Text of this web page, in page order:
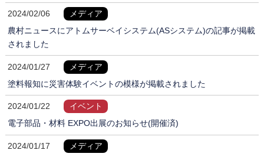
2024/02/06
メディア
農村ニュースにアトムサーベイシステム(ASシステム)の記事が掲載
されました
2024/01/27
メディア
塗料報知に災害体験イベントの模様が掲載されました
2024/01/22
イベント
電子部品・材料 EXPO出展のお知らせ(開催済)
2024/01/17
メディア